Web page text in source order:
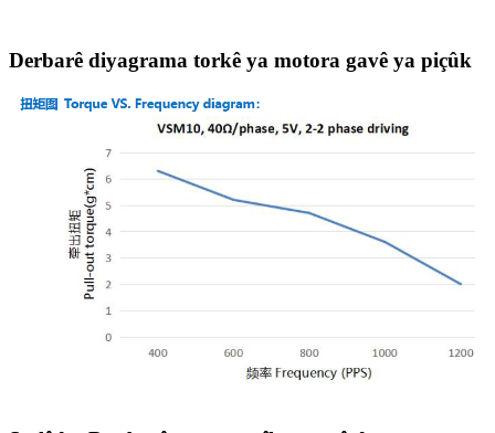
Derbarê diyagrama torkê ya motora gavê ya piçûk